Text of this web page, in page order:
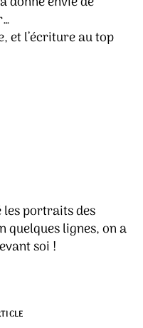
et l’écriture au top
portraits des
quelques lignes, on a
soi !